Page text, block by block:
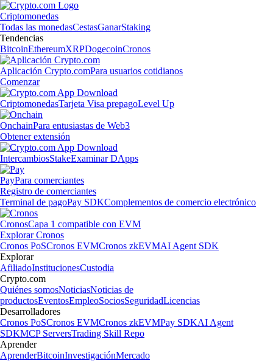
Criptomonedas
Todas las monedasCestasGanarStaking
Tendencias
BitcoinEthereumXRPDogecoinCronos
Aplicación Crypto.comPara usuarios cotidianos
Comenzar
CriptomonedasTarjeta Visa prepagoLevel Up
OnchainPara entusiastas de Web3
Obtener extensión
IntercambiosStakeExaminar DApps
PayPara comerciantes
Registro de comerciantes
Terminal de pagoPay SDKComplementos de comercio electrónico
CronosCapa 1 compatible con EVM
Explorar Cronos
Cronos PoSCronos EVMCronos zkEVMAI Agent SDK
Explorar
AfiliadoInstitucionesCustodia
Crypto.com
Quiénes somosNoticiasNoticias de
productosEventosEmpleoSociosSeguridadLicencias
Desarrolladores
Cronos PoSCronos EVMCronos zkEVMPay SDKAI Agent
SDKMCP ServersTrading Skill Repo
Aprender
AprenderBitcoinInvestigaciónMercado